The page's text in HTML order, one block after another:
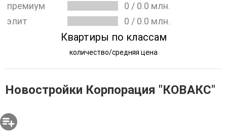
премиум
0 / 0.0 млн.
элит
0 / 0.0 млн.
Квартиры по классам
количество/средняя цена
Новостройки Корпорация "КОВАКС"